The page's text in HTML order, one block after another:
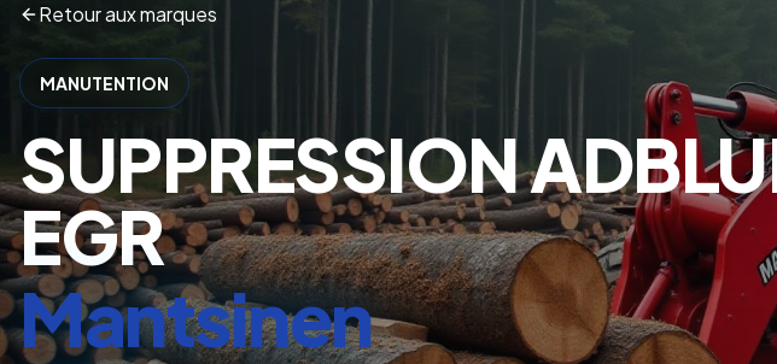
Retour aux marques
MANUTENTION
SUPPRESSION
EGR
Mantsinen